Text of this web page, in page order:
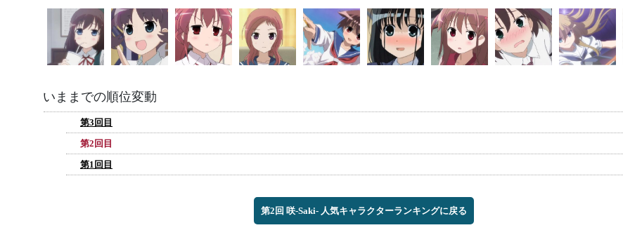
いままでの順位変動
第3回目
第2回目
第1回目
第2回 咲-Saki- 人気キャラクターランキングに戻る